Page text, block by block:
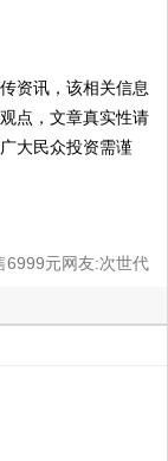
资讯，该相关信息
点，文章真实性请
大民众投资需谨
6999元网友:次世代